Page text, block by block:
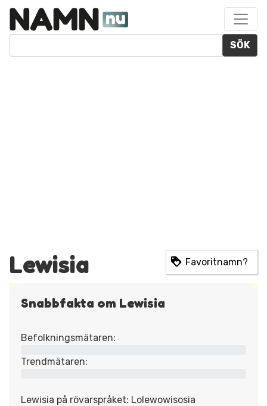
SÖK
Lewisia Favoritnamn?
Snabbfakta om Lewisia
Befolkningsmätaren:
Trendmätaren:
Lewisia på rövarspråket: Lolewowisosia